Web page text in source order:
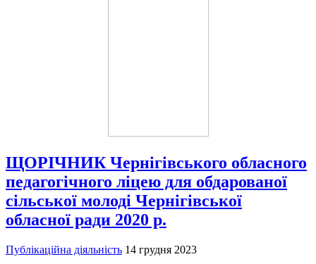
ЩОРІЧНИК Чернігівського обласного
педагогічного ліцею для обдарованої
сільської молоді Чернігівської
обласної ради 2020 р.
Публікаційна діяльність 14 грудня 2023